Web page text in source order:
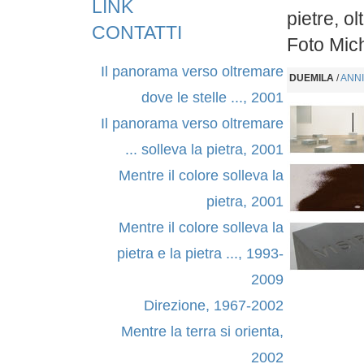
LINK
CONTATTI
pietre,
Foto
DUEMILA /
Il panorama verso oltremare
dove le stelle ..., 2001
Il panorama verso oltremare
... solleva la pietra, 2001
Mentre il colore solleva la
pietra, 2001
Mentre il colore solleva la
pietra e la pietra ..., 1993-
2009
Direzione, 1967-2002
Mentre la terra si orienta,
2002